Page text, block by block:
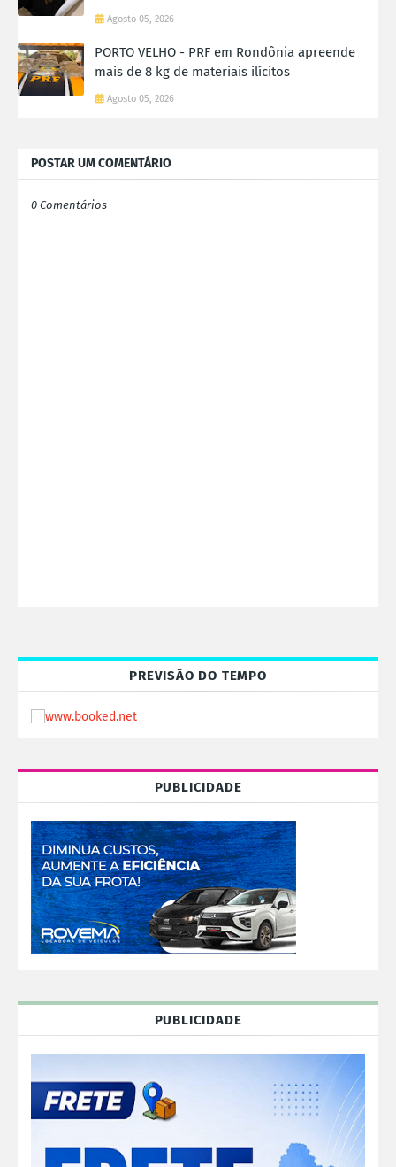
Agosto 05, 2026
PORTO VELHO - PRF em Rondônia apreende
mais de 8 kg de materiais ilícitos
Agosto 05, 2026
POSTAR UM COMENTÁRIO
0 Comentários
PREVISÃO DO TEMPO
PUBLICIDADE
PUBLICIDADE